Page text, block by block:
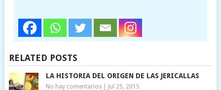
RELATED POSTS
LA HISTORIA DEL ORIGEN DE LAS JERICALLAS
No hay comentarios| Jul 25, 2015